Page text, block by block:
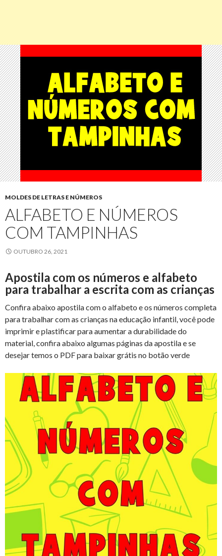
MOLDES DE LETRAS E NÚMEROS
ALFABETO E NÚMEROS
COM TAMPINHAS
OUTUBRO 26, 2021
Apostila com os números e alfabeto
para trabalhar a escrita com as crianças
Confira abaixo apostila com o alfabeto e os números completa
para trabalhar com as crianças na educação infantil, você pode
imprimir e plastificar para aumentar a durabilidade do
material, confira abaixo algumas páginas da apostila e se
desejar temos o PDF para baixar grátis no botão verde